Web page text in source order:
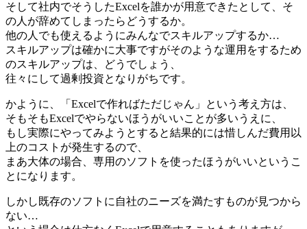
そして社内でそうしたExcelを誰かが用意できたとして、そ
の人が辞めてしまったらどうするか。
他の人でも使えるようにみんなでスキルアップするか…
スキルアップは確かに大事ですがそのような運用をするため
のスキルアップは、どうでしょう、
往々にして過剰投資となりがちです。
かように、「Excelで作ればただじゃん」という考え方は、
そもそもExcelでやらないほうがいいことが多いうえに、
もし実際にやってみようとすると結果的には惜しんだ費用以
上のコストが発生するので、
まあ大体の場合、専用のソフトを使ったほうがいいというこ
とになります。
しかし既存のソフトに自社のニーズを満たすものが見つから
ない…